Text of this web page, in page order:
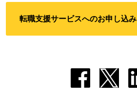
転職支援サービスへのお申し込